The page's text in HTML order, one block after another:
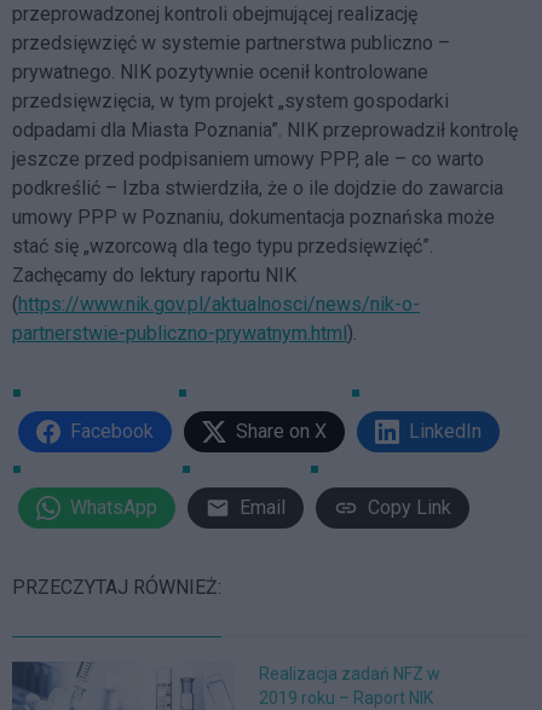
przeprowadzonej kontroli obejmującej realizację
przedsięwzięć w systemie partnerstwa publiczno –
prywatnego. NIK pozytywnie ocenił kontrolowane
przedsięwzięcia, w tym projekt „system gospodarki
odpadami dla Miasta Poznania”. NIK przeprowadził kontrolę
jeszcze przed podpisaniem umowy PPP, ale – co warto
podkreślić – Izba stwierdziła, że o ile dojdzie do zawarcia
umowy PPP w Poznaniu, dokumentacja poznańska może
stać się „wzorcową dla tego typu przedsięwzięć”.
Zachęcamy do lektury raportu NIK
(https://www.nik.gov.pl/aktualnosci/news/nik-o-
partnerstwie-publiczno-prywatnym.html).
Facebook Share on X LinkedIn
WhatsApp Email Copy Link
PRZECZYTAJ RÓWNIEŻ:
Realizacja zadań NFZ w
2019 roku – Raport NIK